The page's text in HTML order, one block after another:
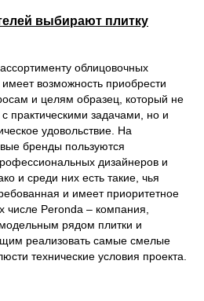
выбирают плитку
облицовочных
возможность приобрести
и целям образец, который не
практическими задачами, но и
удовольствие. На
бренды пользуются
дизайнеров и
и среди них есть такие, чья
и имеет приоритетное
числе Peronda – компания,
рядом плитки и
реализовать самые смелые
технические условия проекта.